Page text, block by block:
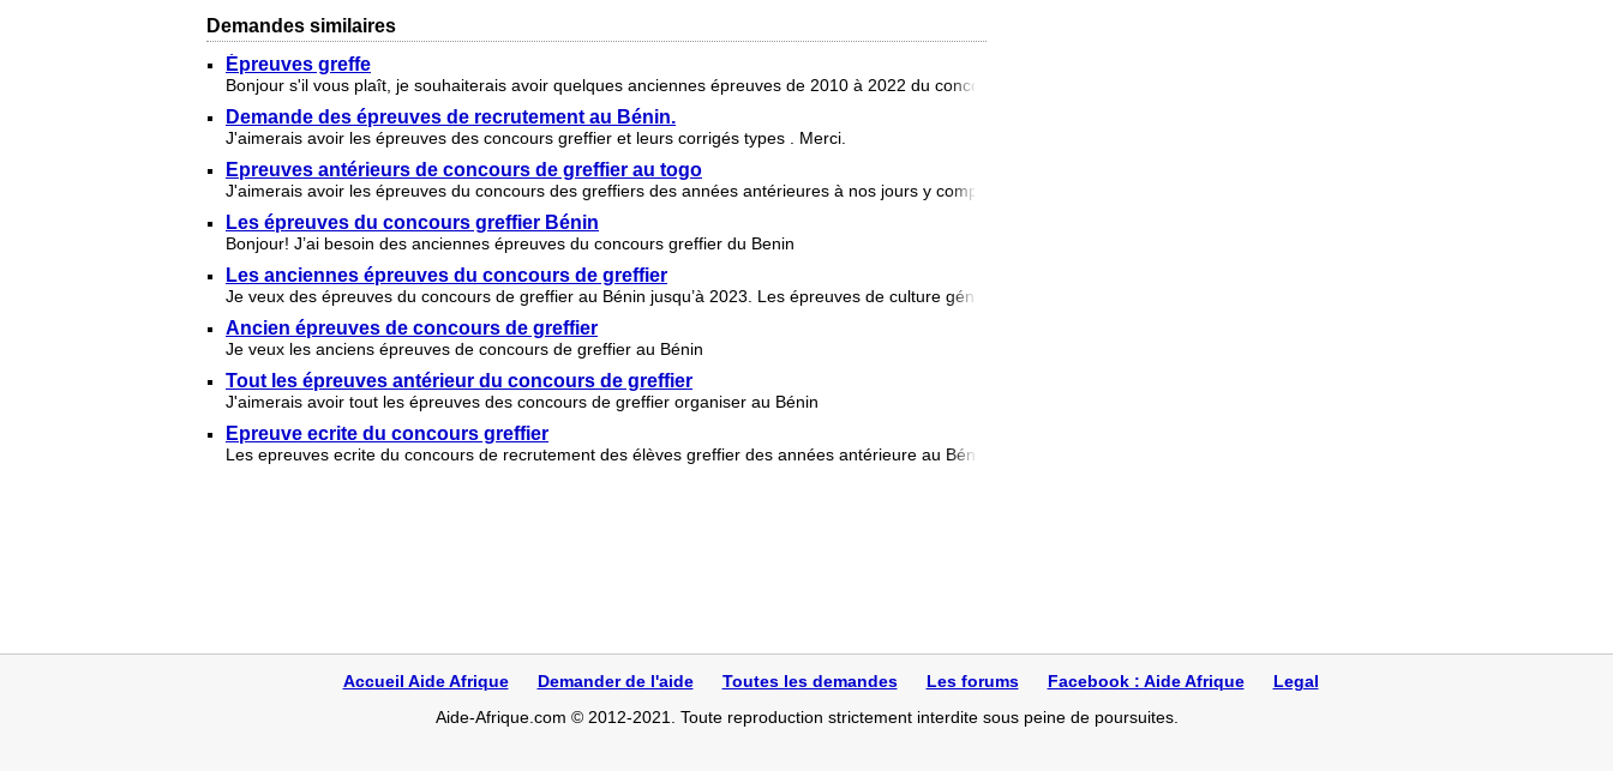
Demandes similaires
Épreuves greffe
Bonjour s'il vous plaît, je souhaiterais avoir quelques anciennes épreuves de 2010 à 2022 du concours de greffier au Bén
Demande des épreuves de recrutement au Bénin.
J'aimerais avoir les épreuves des concours greffier et leurs corrigés types . Merci.
Epreuves antérieurs de concours de greffier au togo
J'aimerais avoir les épreuves du concours des greffiers des années antérieures à nos jours y compris leurs corrigés type
Les épreuves du concours greffier Bénin
Bonjour! J’ai besoin des anciennes épreuves du concours greffier du Benin
Les anciennes épreuves du concours de greffier
Je veux des épreuves du concours de greffier au Bénin jusqu’à 2023. Les épreuves de culture générale et de droit pénal
Ancien épreuves de concours de greffier
Je veux les anciens épreuves de concours de greffier au Bénin
Tout les épreuves antérieur du concours de greffier
J'aimerais avoir tout les épreuves des concours de greffier organiser au Bénin
Epreuve ecrite du concours greffier
Les epreuves ecrite du concours de recrutement des élèves greffier des années antérieure au Bénin
Accueil Aide Afrique Demander de l'aide Toutes les demandes Les forums Facebook : Aide Afrique
Legal
Aide-Afrique.com © 2012-2021. Toute reproduction strictement interdite sous peine de poursuites.